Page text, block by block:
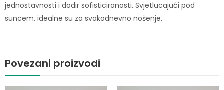
jednostavnosti i dodir sofisticiranosti. Svjetlucajući pod
suncem, idealne su za svakodnevno nošenje.
Povezani proizvodi